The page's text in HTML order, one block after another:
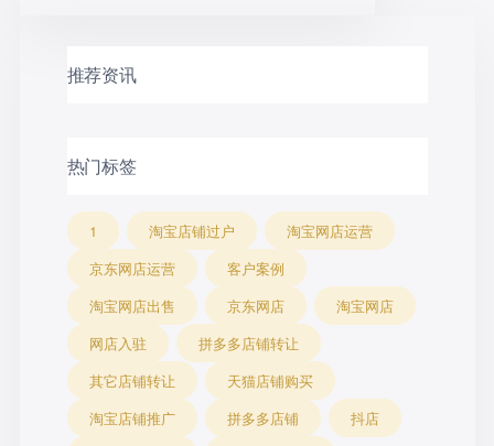
推荐资讯
热门标签
1 淘宝店铺过户
淘宝网店运营
京东网店运营
客户案例
淘宝网店出售
京东网店
淘宝网店
网店入驻
拼多多店铺转让
其它店铺转让
天猫店铺购买
淘宝店铺推广
拼多多店铺
抖店